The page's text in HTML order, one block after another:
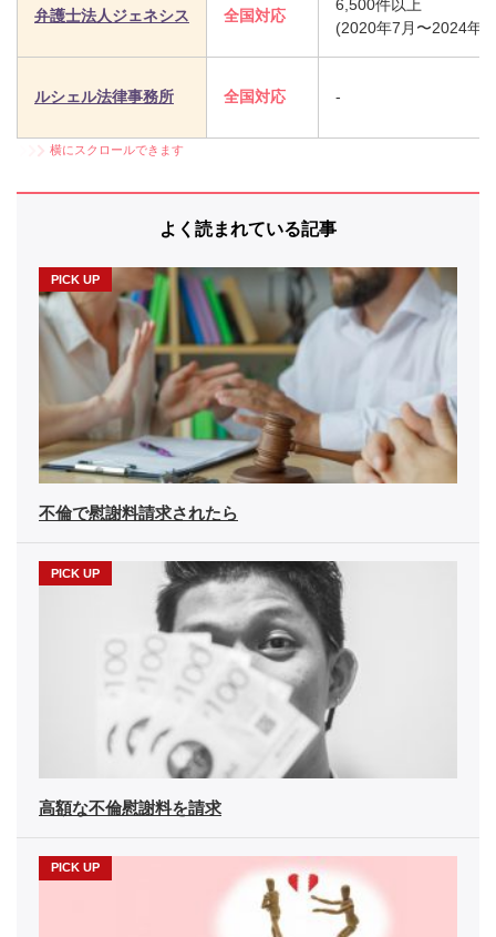
弁護士法人ジェネシス 全国対応
6,500件以上
(2020年7月〜2024年
ルシェル法律事務所 全国対応 -
横にスクロールできます
よく読まれている記事
不倫で慰謝料請求されたら
高額な不倫慰謝料を請求